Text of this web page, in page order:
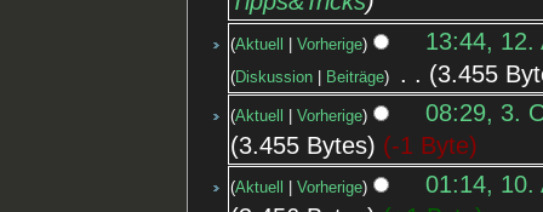
Aktuell Vorherige 13:44, 12.
Diskussion Beiträge 3.455
Aktuell Vorherige
08:29, 3.
3.455 Bytes
-1 Byte
Aktuell Vorherige
01:14, 10.